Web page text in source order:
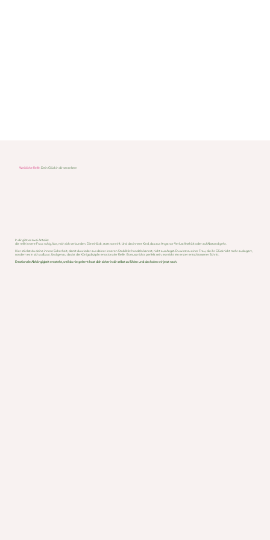
Weibliche Reife:Dein Glück in dir verankern
In dir gibt es zwei Anteile:
die reife innere Frau: ruhig, klar, mich sich verbunden. Die einlädt, statt vorwirft. Und das innere Kind, das aus Angst vor Verlust festhält oder auf Abstand geht.
Hier stärkst du deine innere Sicherheit, damit du wieder aus deiner inneren Stabilität handeln kannst, nicht aus Angst. Du wirst zu einer Frau, die ihr Glück nicht mehr auslagert,
sondern es in sich aufbaut. Und genau das ist die Königsdisziplin emotionaler Reife. Es muss nichts perfekt sein, es reicht ein erster entschlossener Schritt.
Emotionale Abhängigkeit entsteht, weil du nie gelernt hast dich sicher in dir selbst zu fühlen und das holen wir jetzt nach.